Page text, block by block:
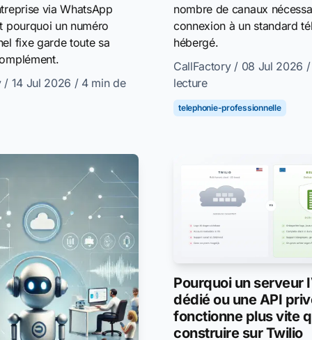
via WhatsApp
pourquoi un numéro
fixe garde toute sa
/ 14 Jul 2026 / 4 min de
nombre de canaux
connexion à un standard
hébergé.
CallFactory / 08 Jul 2026
lecture
telephonie-professionnelle
Pourquoi un serveur
dédié ou une API
fonctionne plus vite
construire sur Twilio